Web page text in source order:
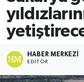
HABER MERKEZI
EDITÖR
EKONOMİ
EĞİTİM
SAĞLIK
Tüm Manşetler
Son Dakika
Haber Arşivi